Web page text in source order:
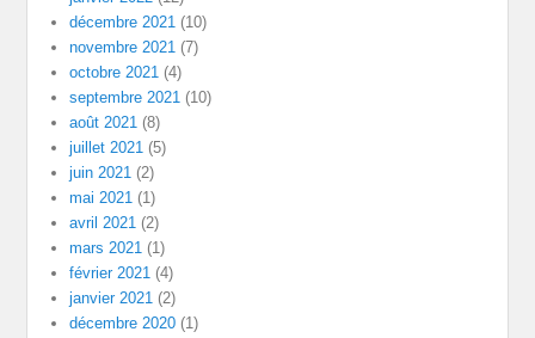
décembre 2021 (10)
novembre 2021 (7)
octobre 2021 (4)
septembre 2021 (10)
août 2021 (8)
juillet 2021 (5)
juin 2021 (2)
mai 2021 (1)
avril 2021 (2)
mars 2021 (1)
février 2021 (4)
janvier 2021 (2)
décembre 2020 (1)